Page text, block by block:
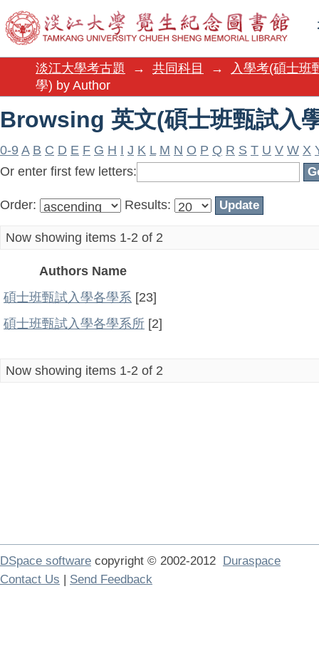
Browsing 英文(碩士班甄試入
淡江大學考古題 → 共同科目 →
入學考(碩士班
學) by Author
Browsing 英文(碩士班甄試入
0-9 A B C D E F G H I J K L M N O P Q R S T U V W X
Or enter first few letters:
Order: Results:
Now showing items 1-2 of 2
Authors Name
碩士班甄試入學各學系 [23]
碩士班甄試入學各學系所 [2]
Now showing items 1-2 of 2
DSpace software copyright © 2002-2012 Duraspace
Contact Us | Send Feedback